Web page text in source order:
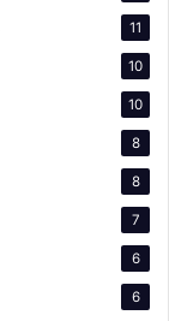
11
10
10
8
8
7
6
6